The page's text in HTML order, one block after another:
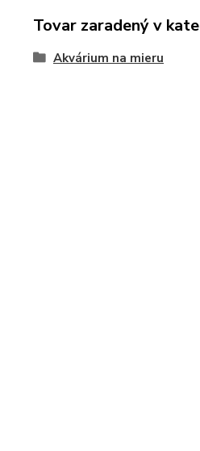
Tovar zaradený v
Akvárium na mieru